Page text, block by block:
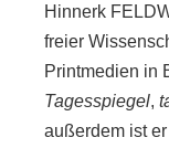
DATENSCHUTZ
Hinnerk
freier
Printmedien in
Tagesspiegel,
außerdem ist